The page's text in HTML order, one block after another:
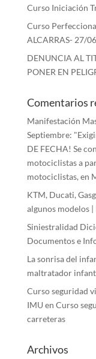
Curso Iniciación
Curso
ALCARRAS- 27/
DENUNCIA AL
PONER EN
Comentarios
Manifestación
Septiembre:
DE FECHA! Se
motociclistas a
motociclistas, en
KTM, Ducati,
algunos modelos |
Siniestralidad
Documentos e
La sonrisa del
maltratador
Curso seguridad
IMU en Curso
carreteras
Archivos